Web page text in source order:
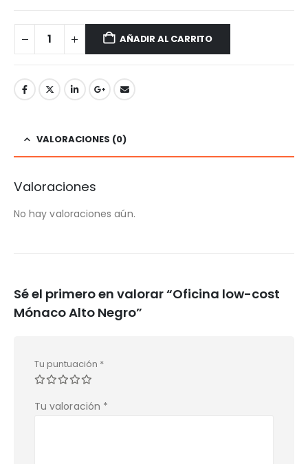
AÑADIR AL CARRITO
VALORACIONES (0)
Valoraciones
No hay valoraciones aún.
Sé el primero en valorar “Oficina low-cost
Mónaco Alto Negro”
Tu puntuación *
Tu valoración *